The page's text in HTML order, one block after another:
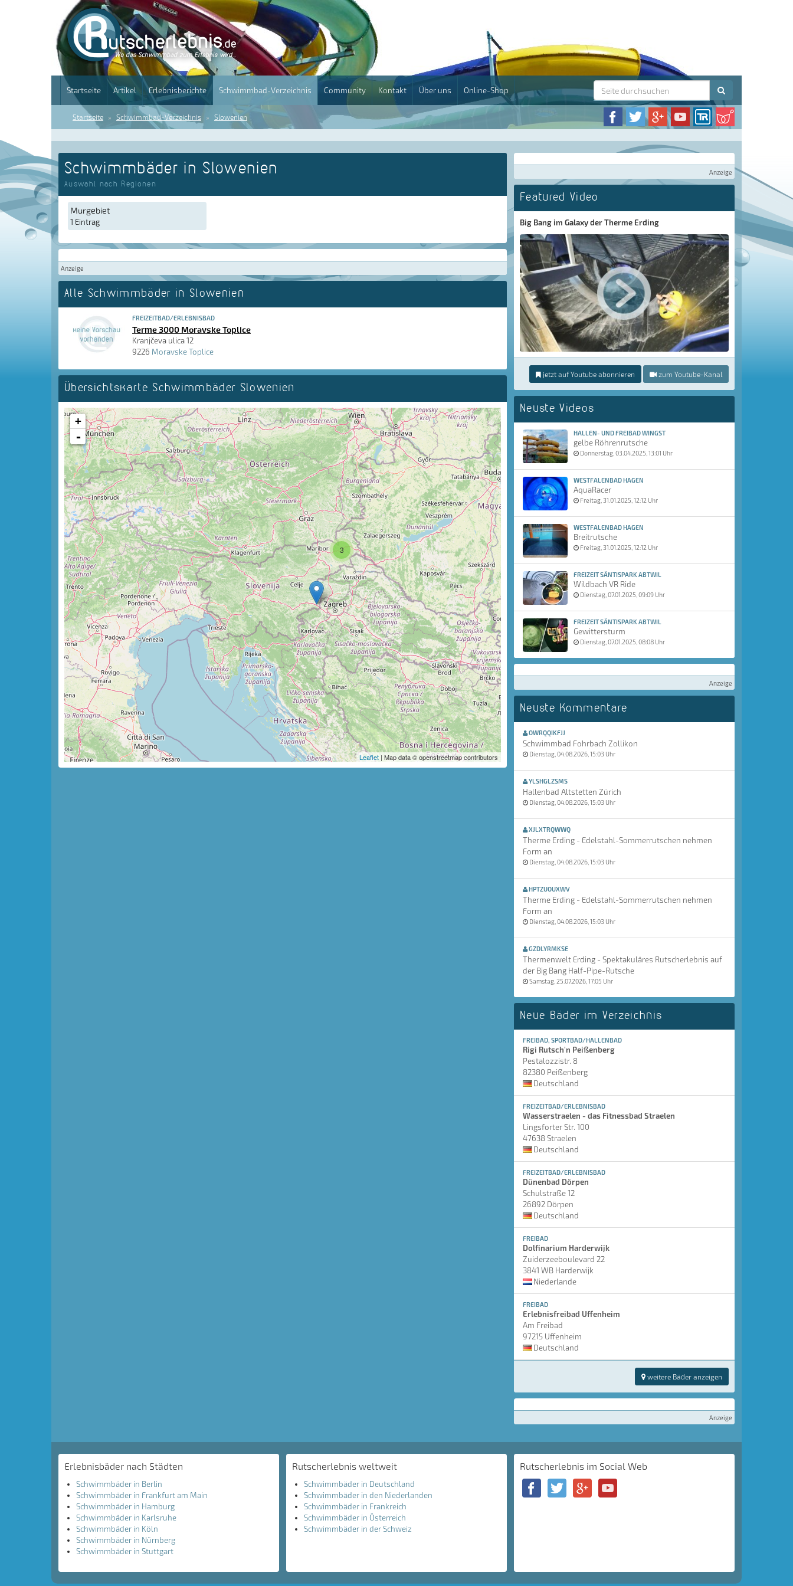
Startseite Artikel Erlebnisberichte Schwimmbad-Verzeichnis Community Kontakt Über uns Online-Shop
Startseite Schwimmbad-Verzeichnis Slowenien
Schwimmbäder in Slowenien
Auswahl nach Regionen
Murgebiet
1 Eintrag
Anzeige
Alle Schwimmbäder in Slowenien
FREIZEITBAD/ERLEBNISBAD
Terme 3000 Moravske Toplice
Kranjčeva ulica 12
9226 Moravske Toplice
Übersichtskarte Schwimmbäder Slowenien
3
+
-
Leaflet | Map data © openstreetmap contributors
Anzeige
Featured Video
Big Bang im Galaxy der Therme Erding
jetzt auf Youtube abonnieren zum Youtube-Kanal
Neuste Videos
HALLEN- UND FREIBAD WINGST
gelbe Röhrenrutsche
Donnerstag, 03.04.2025, 13:01 Uhr
WESTFALENBAD HAGEN
AquaRacer
Freitag, 31.01.2025, 12:12 Uhr
WESTFALENBAD HAGEN
Breitrutsche
Freitag, 31.01.2025, 12:12 Uhr
FREIZEIT SÄNTISPARK ABTWIL
Wildbach VR Ride
Dienstag, 07.01.2025, 09:09 Uhr
FREIZEIT SÄNTISPARK ABTWIL
Gewittersturm
Dienstag, 07.01.2025, 08:08 Uhr
Anzeige
Neuste Kommentare
OWRQQIKFJJ
Schwimmbad Fohrbach Zollikon
Dienstag, 04.08.2026, 15:03 Uhr
YLSHGLZSMS
Hallenbad Altstetten Zürich
Dienstag, 04.08.2026, 15:03 Uhr
XJLXTRQWWQ
Therme Erding - Edelstahl-Sommerrutschen nehmen
Form an
Dienstag, 04.08.2026, 15:03 Uhr
HPTZUOUXWV
Therme Erding - Edelstahl-Sommerrutschen nehmen
Form an
Dienstag, 04.08.2026, 15:03 Uhr
GZDLYRMKSE
Thermenwelt Erding - Spektakuläres Rutscherlebnis auf
der Big Bang Half-Pipe-Rutsche
Samstag, 25.07.2026, 17:05 Uhr
Neue Bäder im Verzeichnis
FREIBAD, SPORTBAD/HALLENBAD
Rigi Rutsch'n Peißenberg
Pestalozzistr. 8
82380 Peißenberg
Deutschland
FREIZEITBAD/ERLEBNISBAD
Wasserstraelen - das Fitnessbad Straelen
Lingsforter Str. 100
47638 Straelen
Deutschland
FREIZEITBAD/ERLEBNISBAD
Dünenbad Dörpen
Schulstraße 12
26892 Dörpen
Deutschland
FREIBAD
Dolfinarium Harderwijk
Zuiderzeeboulevard 22
3841 WB Harderwijk
Niederlande
FREIBAD
Erlebnisfreibad Uffenheim
Am Freibad
97215 Uffenheim
Deutschland
weitere Bäder anzeigen
Anzeige
Erlebnisbäder nach Städten
Schwimmbäder in Berlin
Schwimmbäder in Frankfurt am Main
Schwimmbäder in Hamburg
Schwimmbäder in Karlsruhe
Schwimmbäder in Köln
Schwimmbäder in Nürnberg
Schwimmbäder in Stuttgart
Rutscherlebnis weltweit
Schwimmbäder in Deutschland
Schwimmbäder in den Niederlanden
Schwimmbäder in Frankreich
Schwimmbäder in Österreich
Schwimmbäder in der Schweiz
Rutscherlebnis im Social Web